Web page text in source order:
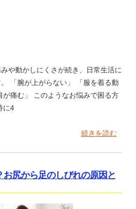
や動かしにくさが続き、日常生活に
「腕が上がらない」 「服を着る動
痛む」 このようなお悩みで困る方
に4
続きを読む
尻から足のしびれの原因と